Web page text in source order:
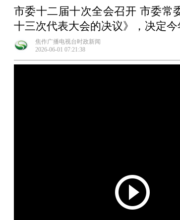
市委十二届十次全会召开 市委常
十三次代表大会的决议》，决定
焦作广播电视台时政新闻
2026-06-01 07:21:38